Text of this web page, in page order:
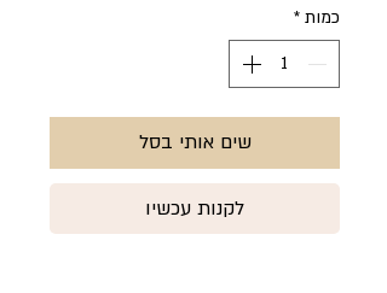
כמות *
שים אותי בסל
לקנות עכשיו